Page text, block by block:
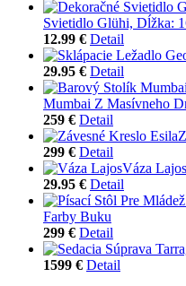
Svietidlo Glühi, Dĺžka:
12.99 € Detail
29.95 € Detail
Mumbai Z Masívneho
259 € Detail
299 € Detail
Váza Lajos
29.95 € Detail
Farby Buku
299 € Detail
1599 € Detail